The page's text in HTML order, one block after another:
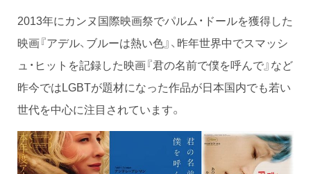
2013年にカンヌ国際映画祭でパルム・ドールを獲得した
映画『アデル、ブルーは熱い色』、昨年世界中でスマッシ
ュ・ヒットを記録した映画『君の名前で僕を呼んで』など
昨今ではLGBTが題材になった作品が日本国内でも若い
世代を中心に注目されています。